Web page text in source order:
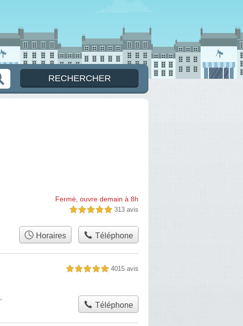
Fermé, ouvre demain à 8h
5,0 étoiles sur 5 313 avis
Horaires Téléphone
5,0 étoiles sur 5 4015 avis
Téléphone